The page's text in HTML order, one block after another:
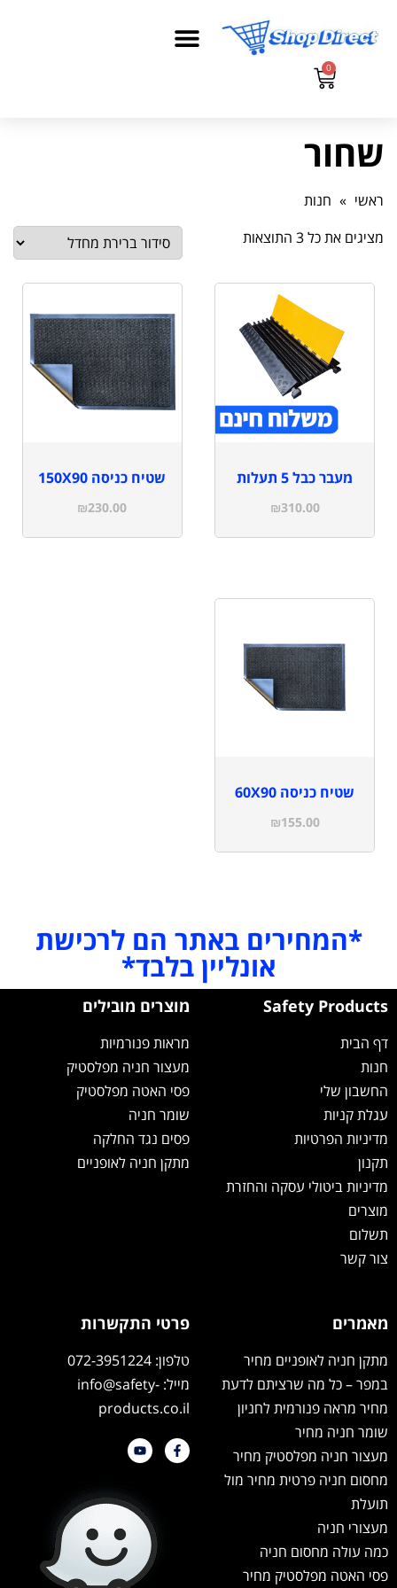
0
שחור
ראשי » חנות
מציגים את כל ⁦3⁩ התוצאות
מעבר כבל 5 תעלות
₪310.00
שטיח כניסה 150X90
₪230.00
שטיח כניסה 60X90
₪155.00
*המחירים באתר הם לרכישת
אונליין בלבד*
Safety Products
דף הבית
חנות
החשבון שלי
עגלת קניות
מדיניות הפרטיות
תקנון
מדיניות ביטולי עסקה והחזרת
מוצרים
תשלום
צור קשר
מוצרים מובילים
מראות פנורמיות
מעצור חניה מפלסטיק
פסי האטה מפלסטיק
שומר חניה
פסים נגד החלקה
מתקן חניה לאופניים
מאמרים
מתקן חניה לאופניים מחיר
במפר – כל מה שרציתם לדעת
מחיר מראה פנורמית לחניון
שומר חניה מחיר
מעצור חניה מפלסטיק מחיר
מחסום חניה פרטית מחיר מול
תועלת
מעצורי חניה
כמה עולה מחסום חניה
פסי האטה מפלסטיק מחיר
פרטי התקשרות
טלפון: 072-3951224
מייל: info@safety-
products.co.il